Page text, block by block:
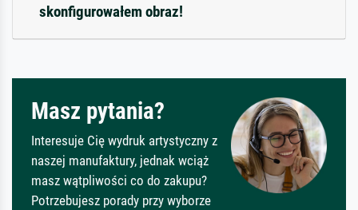
skonfigurowałem obraz!
Masz pytania?
Interesuje Cię wydruk artystyczny z
naszej manufaktury, jednak wciąż
masz wątpliwości co do zakupu?
Potrzebujesz porady przy wyborze